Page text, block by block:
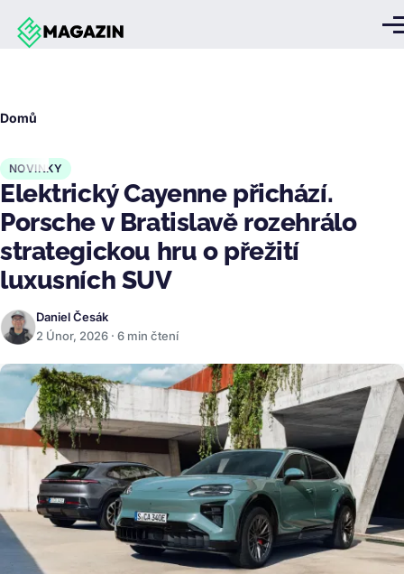
Přejít k hlavnímu obsahu
Domů
NOVINKY
Elektrický Cayenne přichází.
Porsche v Bratislavě rozehrálo
strategickou hru o přežití
luxusních SUV
Daniel Česák
2 Únor, 2026 · 6 min čtení